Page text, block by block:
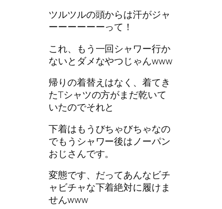
ツルツルの頭からは汗がジャ
ーーーーーーって！
これ、もう一回シャワー行か
ないとダメなやつじゃんwww
帰りの着替えはなく、着てき
たTシャツの方がまだ乾いて
いたのでそれと
下着はもうびちゃびちゃなの
でもうシャワー後はノーパン
おじさんです。
変態です、だってあんなビチ
ャビチャな下着絶対に履けま
せんwww